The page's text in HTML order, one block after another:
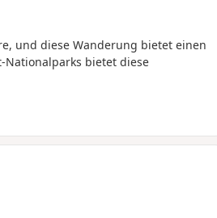
und diese Wanderung bietet einen
Nationalparks bietet diese